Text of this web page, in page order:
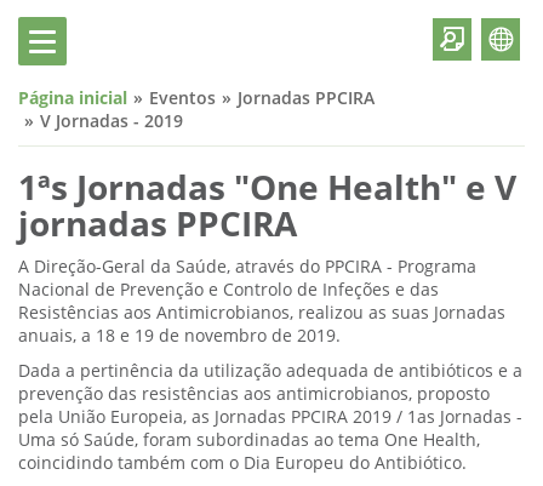
Página inicial Eventos
Jornadas PPCIRA
V Jornadas - 2019
1ªs Jornadas "One Health" e V
jornadas PPCIRA
A Direção-Geral da Saúde, através do PPCIRA - Programa
Nacional de Prevenção e Controlo de Infeções e das
Resistências aos Antimicrobianos, realizou as suas Jornadas
anuais, a 18 e 19 de novembro de 2019.
Dada a pertinência da utilização adequada de antibióticos e a
prevenção das resistências aos antimicrobianos, proposto
pela União Europeia, as Jornadas PPCIRA 2019 / 1as Jornadas -
Uma só Saúde, foram subordinadas ao tema One Health,
coincidindo também com o Dia Europeu do Antibiótico.